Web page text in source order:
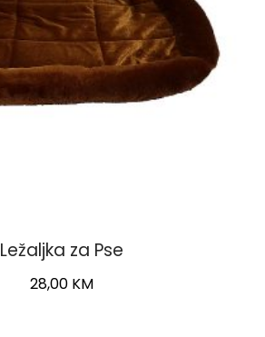
Ležaljka za Pse
28,00 KM